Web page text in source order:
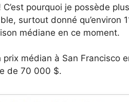
pourquoi je possède
surtout donné qu’environ
médiane en ce moment.
médian à San Francisco
de 70 000 $.